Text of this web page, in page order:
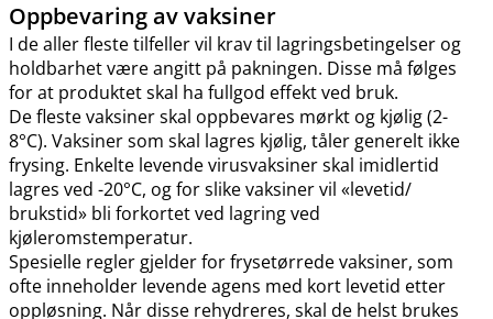
Oppbevaring av vaksiner
I de aller fleste tilfeller vil krav til lagringsbetingelser og
holdbarhet være angitt på pakningen. Disse må følges
for at produktet skal ha fullgod effekt ved bruk.
De fleste vaksiner skal oppbevares mørkt og kjølig (2-
8°C). Vaksiner som skal lagres kjølig, tåler generelt ikke
frysing. Enkelte levende virusvaksiner skal imidlertid
lagres ved -20°C, og for slike vaksiner vil «levetid​/​
brukstid» bli forkortet ved lagring ved
kjøleromstemperatur.
Spesielle regler gjelder for frysetørrede vaksiner, som
ofte inneholder levende agens med kort levetid etter
oppløsning. Når disse rehydreres, skal de helst brukes